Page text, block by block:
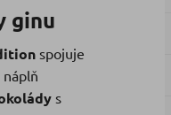
ginu
spojuje
s